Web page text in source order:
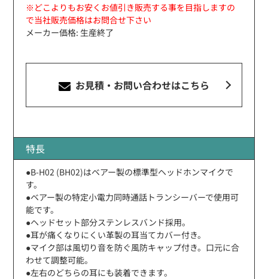
※どこよりもお安くお値引き販売する事を目指しますの
で当社販売価格はお問合せ下さい
メーカー価格: 生産終了
お見積・お問い合わせはこちら
特長
●B-H02 (BH02)はベアー製の標準型ヘッドホンマイクで
す。
●ベアー製の特定小電力同時通話トランシーバーで使用可
能です。
●ヘッドセット部分ステンレスバンド採用。
●耳が痛くなりにくい革製の耳当てカバー付き。
●マイク部は風切り音を防ぐ風防キャップ付き。口元に合
わせて調整可能。
●左右のどちらの耳にも装着できます。